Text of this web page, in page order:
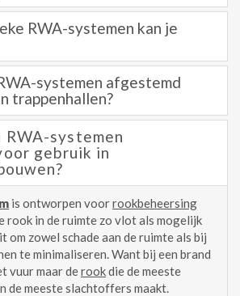
RWA-systemen kan je
systemen afgestemd
trappenhallen?
systemen
gebruik in
is ontworpen voorrookbeheersing
rook in de ruimte zo vlot als mogelijk
om zowel schade aan de ruimte als bij
te minimaliseren. Want bij een brand
vuur maar derookdie de meeste
de meeste slachtoffers maakt.